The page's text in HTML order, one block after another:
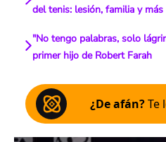
del tenis: lesión, familia y más
"No tengo palabras, solo
primer hijo de Robert Farah
¿De afán?Te